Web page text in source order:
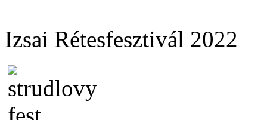
Izsai Rétesfesztivál 2022